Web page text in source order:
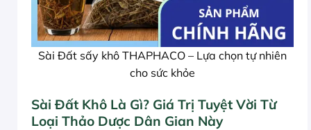
Sài Đất sấy khô THAPHACO – Lựa chọn tự nhiên
cho sức khỏe
Sài Đất Khô Là Gì? Giá Trị Tuyệt Vời Từ
Loại Thảo Dược Dân Gian Này